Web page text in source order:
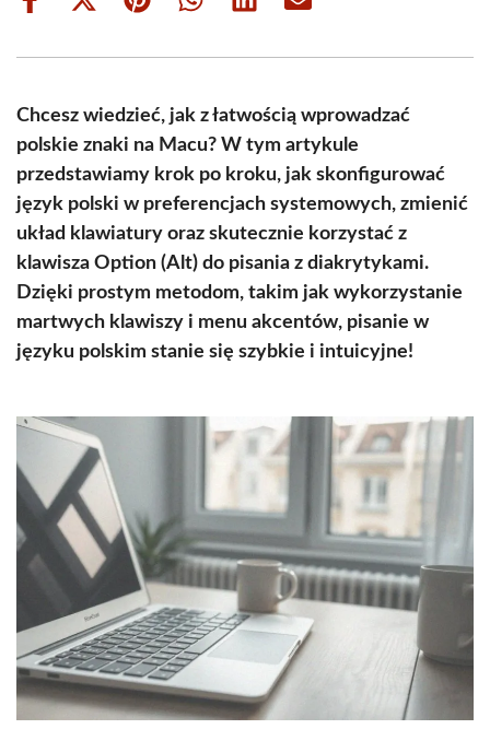
Share
Share
(Twitter)
Share Share Share Share
Chcesz wiedzieć, jak z łatwością wprowadzać
polskie znaki na Macu? W tym artykule
przedstawiamy krok po kroku, jak skonfigurować
język polski w preferencjach systemowych, zmienić
układ klawiatury oraz skutecznie korzystać z
klawisza Option (Alt) do pisania z diakrytykami.
Dzięki prostym metodom, takim jak wykorzystanie
martwych klawiszy i menu akcentów, pisanie w
języku polskim stanie się szybkie i intuicyjne!